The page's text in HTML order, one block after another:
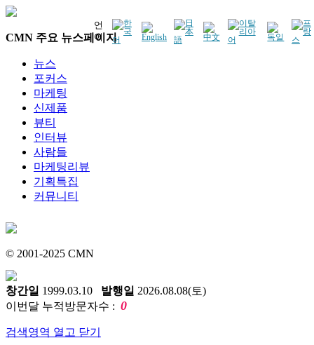
언
어
CMN 주요 뉴스페이지
뉴스
포커스
마케팅
신제품
뷰티
인터뷰
사람들
마케팅리뷰
기획특집
커뮤니티
© 2001-2025 CMN
창간일 1999.03.10 발행일 2026.08.08(토)
이번달 누적방문자수 : 0
검색영역 열고 닫기